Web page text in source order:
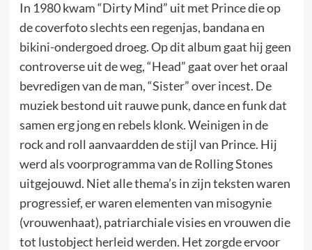
In 1980 kwam “Dirty Mind” uit met Prince die op
de coverfoto slechts een regenjas, bandana en
bikini-ondergoed droeg. Op dit album gaat hij geen
controverse uit de weg, “Head” gaat over het oraal
bevredigen van de man, “Sister” over incest. De
muziek bestond uit rauwe punk, dance en funk dat
samen erg jong en rebels klonk. Weinigen in de
rock and roll aanvaardden de stijl van Prince. Hij
werd als voorprogramma van de Rolling Stones
uitgejouwd. Niet alle thema’s in zijn teksten waren
progressief, er waren elementen van misogynie
(vrouwenhaat), patriarchiale visies en vrouwen die
tot lustobject herleid werden. Het zorgde ervoor